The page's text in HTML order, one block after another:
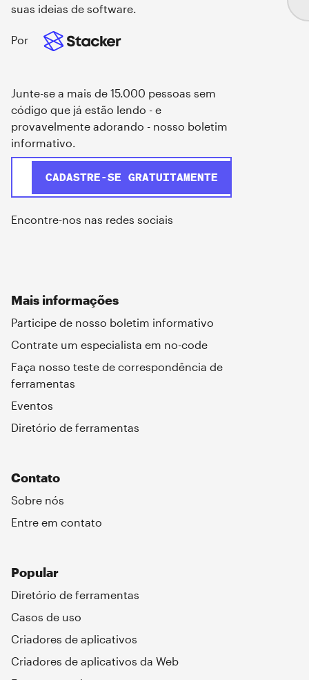
suas ideias de software.
Por
Junte-se a mais de 15.000 pessoas sem
código que já estão lendo - e
provavelmente adorando - nosso boletim
informativo.
Encontre-nos nas redes sociais
Mais informações
Participe de nosso boletim informativo
Contrate um especialista em no-code
Faça nosso teste de correspondência de
ferramentas
Eventos
Diretório de ferramentas
Popular
Diretório de ferramentas
Casos de uso
Criadores de aplicativos
Criadores de aplicativos da Web
Contato
Sobre nós
Entre em contato